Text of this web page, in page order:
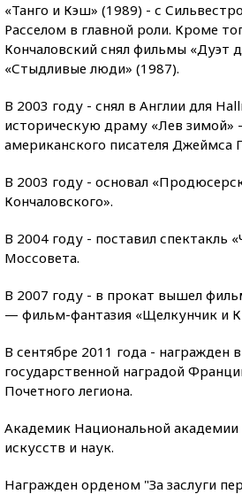
«Танго и Кэш» (1989) - с
Расселом в главной роли. Кроме
Кончаловский снял фильмы «Дуэт
«Стыдливые люди» (1987).
В 2003 году - снял в Англии для
историческую драму «Лев зимой»
американского писателя Джеймса
В 2003 году - основал
Кончаловского».
В 2004 году - поставил спектакль
Моссовета.
В 2007 году - в прокат вышел
— фильм-фантазия «Щелкунчик и
В сентябре 2011 года - награжден
государственной наградой
Почетного легиона.
Академик Национальной академии
искусств и наук.
Награжден орденом "За заслуги